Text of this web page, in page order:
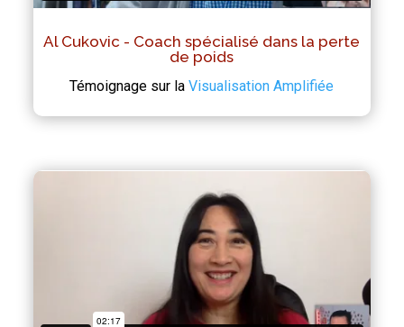
Al Cukovic - Coach spécialisé dans la perte
de poids
Témoignage sur laVisualisation Amplifiée